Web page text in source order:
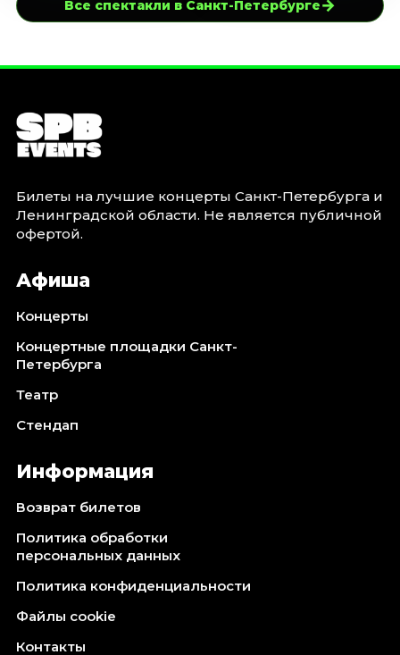
Все спектакли в Санкт-Петербурге→
Билеты на лучшие концерты Санкт-Петербурга и
Ленинградской области. Не является публичной
офертой.
Афиша
Концерты
Концертные площадки Санкт-
Петербурга
Театр
Стендап
Информация
Возврат билетов
Политика обработки
персональных данных
Политика конфиденциальности
Файлы cookie
Контакты